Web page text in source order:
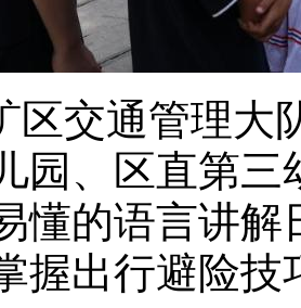
区交通管理大
园、区直第
懂的语言讲
握出行避险